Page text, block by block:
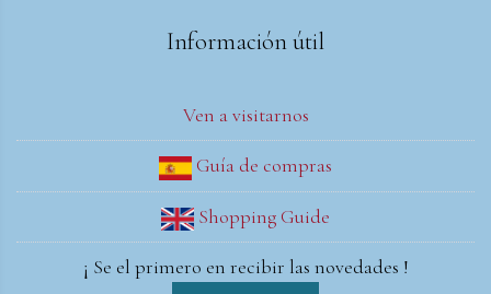
Información útil
Ven a visitarnos
Guía de compras
Shopping Guide
¡ Se el primero en recibir las novedades !